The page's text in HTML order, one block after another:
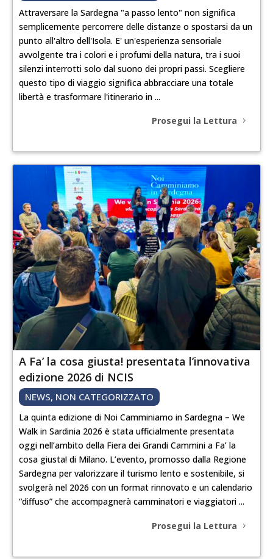
Attraversare la Sardegna "a passo lento" non significa
semplicemente percorrere delle distanze o spostarsi da un
punto all'altro dell'Isola. E' un'esperienza sensoriale
avvolgente tra i colori e i profumi della natura, tra i suoi
silenzi interrotti solo dal suono dei propri passi. Scegliere
questo tipo di viaggio significa abbracciare una totale
libertà e trasformare l'itinerario in ...
Prosegui la Lettura
A Fa’ la cosa giusta! presentata l’innovativa
edizione 2026 di NCIS
NEWS, NON CATEGORIZZATO
La quinta edizione di Noi Camminiamo in Sardegna – We
Walk in Sardinia 2026 è stata ufficialmente presentata
oggi nell’ambito della Fiera dei Grandi Cammini a Fa’ la
cosa giusta! di Milano. L’evento, promosso dalla Regione
Sardegna per valorizzare il turismo lento e sostenibile, si
svolgerà nel 2026 con un format rinnovato e un calendario
“diffuso” che accompagnerà camminatori e viaggiatori ...
Prosegui la Lettura